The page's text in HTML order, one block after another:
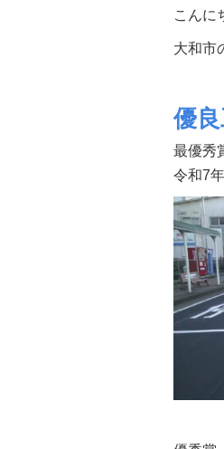
こんに
大和市
優
最優秀
令和7